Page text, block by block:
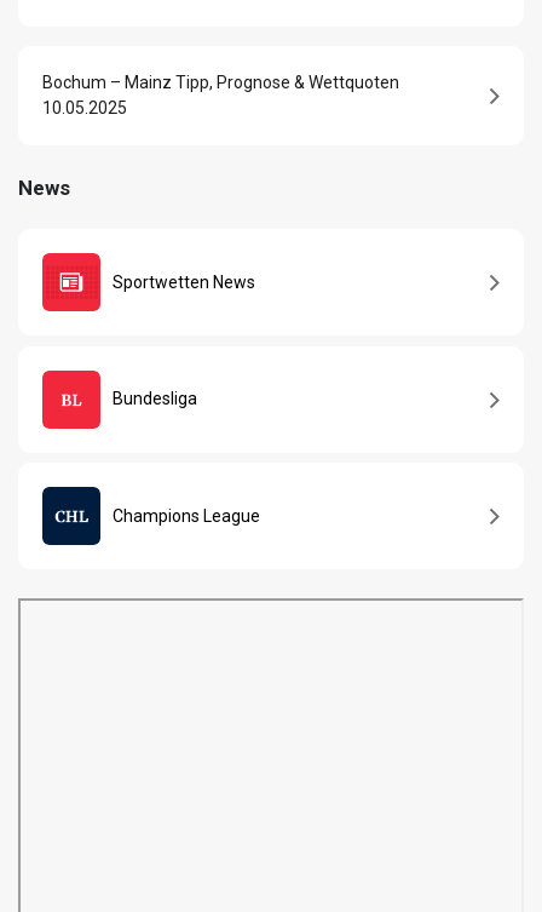
Bochum – Mainz Tipp, Prognose & Wettquoten
10.05.2025
News
Sportwetten News
Bundesliga
Champions League